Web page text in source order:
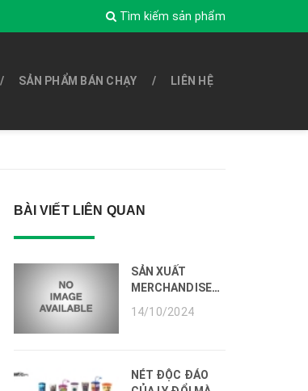
Tìm kiếm sản phẩm
SẢN PHẨM BÁN CHẠY LIÊN HỆ
BÀI VIẾT LIÊN QUAN
SẢN XUẤT
MERCHANDISE
14/10/2024
NÉT ĐỘC ĐÁO